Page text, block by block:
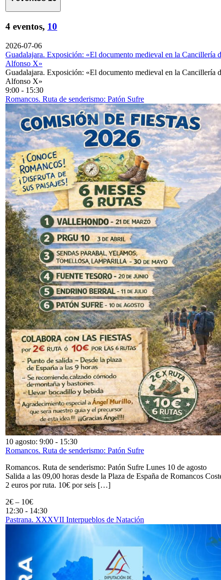
4 eventos, 10
2026-07-06
Guadalajara. Exposición: «El documento medieval en la Cancillería
Alfonso X»
Guadalajara. Exposición: «El documento medieval en la Cancillería
Alfonso X»
9:00 - 15:30
Romancos. Ruta de senderismo: Patón Sufre
10 agosto: 9:00 - 15:30
Romancos. Ruta de senderismo: Patón Sufre
Romancos. Ruta de senderismo: Patón Sufre Lunes 10 de agosto
Salida a las 09,00 horas desde la Plaza de España de Romancos
2 euros por ruta. 10€ por seis […]
2€ – 10€
12:30 - 14:30
Pastrana. XXXVII Interpueblos de Natación